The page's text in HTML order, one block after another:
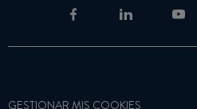
GESTIONAR MIS COOKIES